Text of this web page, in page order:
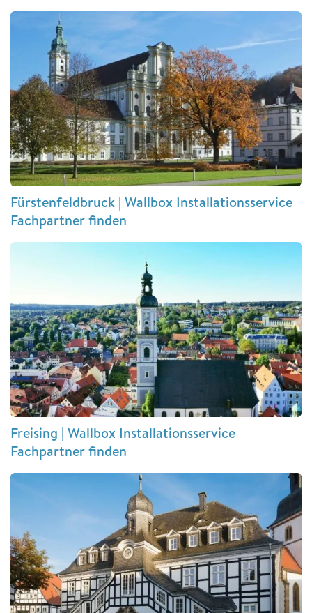
Fürstenfeldbruck | Wallbox Installationsservice
Fachpartner finden
Freising | Wallbox Installationsservice
Fachpartner finden